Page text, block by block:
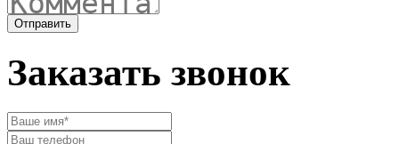
Заказать звонок